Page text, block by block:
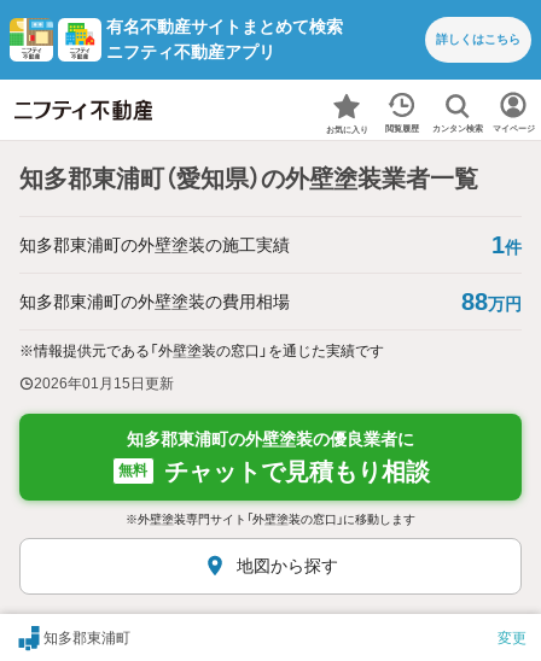
有名不動産サイトまとめて検索
ニフティ不動産アプリ
詳しくはこちら
お気に入り 閲覧履歴 カンタン検索 マイページ
知多郡東浦町（愛知県）の外壁塗装業者一覧
知多郡東浦町の外壁塗装の施工実績 1件
知多郡東浦町の外壁塗装の費用相場 88万円
※情報提供元である「外壁塗装の窓口」を通じた実績です
2026年01月15日更新
知多郡東浦町の外壁塗装の優良業者に
無料 チャットで見積もり相談
※外壁塗装専門サイト「外壁塗装の窓口」に移動します
地図から探す
知多郡東浦町 変更